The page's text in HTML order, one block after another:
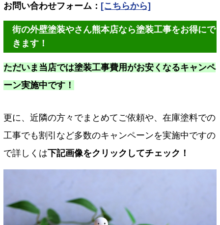
お問い合わせフォーム： [こちらから]
街の外壁塗装やさん熊本店なら塗装工事をお得にで
きます！
ただいま当店では塗装工事費用がお安くなるキャンペ
ーン実施中です！
更に、近隣の方々でまとめてご依頼や、在庫塗料での
工事でも割引など多数のキャンペーンを実施中ですの
で詳しくは下記画像をクリックしてチェック！